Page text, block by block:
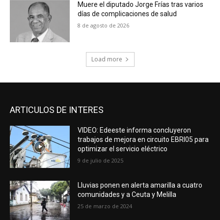
Muere el diputado Jorge Frías tras varios
días de complicaciones de salud
8 de agosto de 2026
Load more
ARTICULOS DE INTERES
VIDEO: Edeeste informa concluyeron
trabajos de mejora en circuito EBRI05 para
optimizar el servicio eléctrico
9 de julio de 2025
Lluvias ponen en alerta amarilla a cuatro
comunidades y a Ceuta y Melilla
25 de marzo de 2024